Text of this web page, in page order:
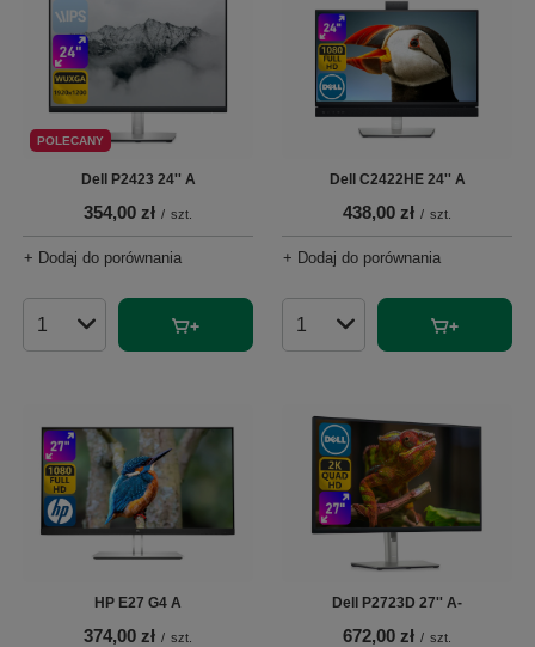
POLECANY
Dell P2423 24'' A
354,00 zł / szt.
+ Dodaj do porównania
Ilość produktów
Dell C2422HE 24'' A
438,00 zł / szt.
+ Dodaj do porównania
Ilość produktów
HP E27 G4 A
374,00 zł / szt.
Dell P2723D 27'' A-
672,00 zł / szt.